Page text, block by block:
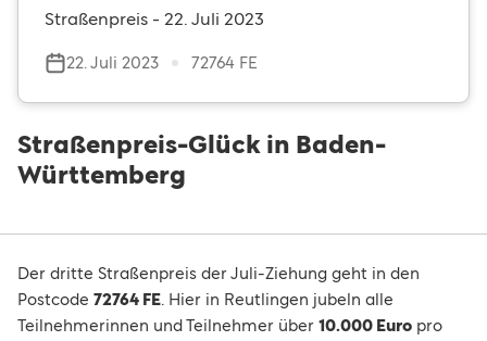
Straßenpreis - 22. Juli 2023
22. Juli 2023 72764 FE
Straßenpreis-Glück in Baden-
Württemberg
Der dritte Straßenpreis der Juli-Ziehung geht in den
Postcode 72764 FE. Hier in Reutlingen jubeln alle
Teilnehmerinnen und Teilnehmer über 10.000 Euro pro